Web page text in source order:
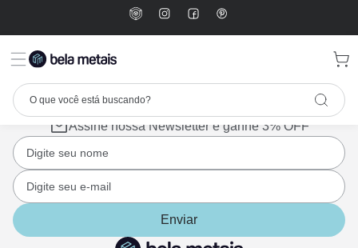
Assine nossa Newsletter e ganhe 3% OFF
Enviar